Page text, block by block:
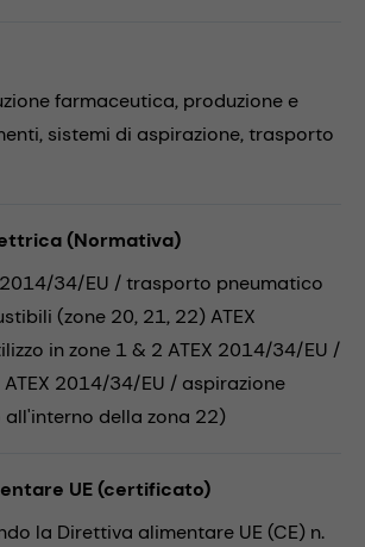
farmaceutica, produzione e
sistemi di aspirazione,trasporto
(Normativa)
2014/34/EU / trasporto pneumatico
(zone 20, 21, 22) ATEX
in zone 1 & 2 ATEX 2014/34/EU /
ATEX 2014/34/EU / aspirazione
all'interno della zona 22)
UE (certificato)
la Direttiva alimentare UE (CE) n.